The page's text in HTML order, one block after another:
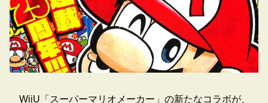
WiiU「スーパーマリオメーカー」の新たなコラボが、